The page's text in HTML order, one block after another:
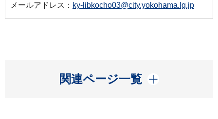
メールアドレス： ky-libkocho03@city.yokohama.lg.jp
関連ページ一覧
開く